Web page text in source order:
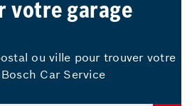
votre garage
ou ville pour trouver votre
Car Service